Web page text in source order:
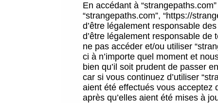
En accédant à
“strangepaths.com”, “https://
d’être légalement responsable
d’être légalement responsable
ne pas accéder et/ou utiliser
ci à n’importe quel moment et
bien qu’il soit prudent de passer
car si vous continuez d’utiliser
aient été effectués vous acceptez
après qu’elles aient été mises à